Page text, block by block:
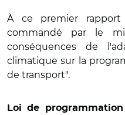
À ce premier rapport
commandé par le
conséquences de
climatique sur la
de transport".
Loi de programmation